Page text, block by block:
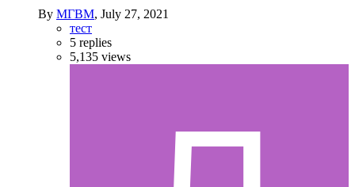
By МГВМ, July 27, 2021
тест
5 replies
5,135 views